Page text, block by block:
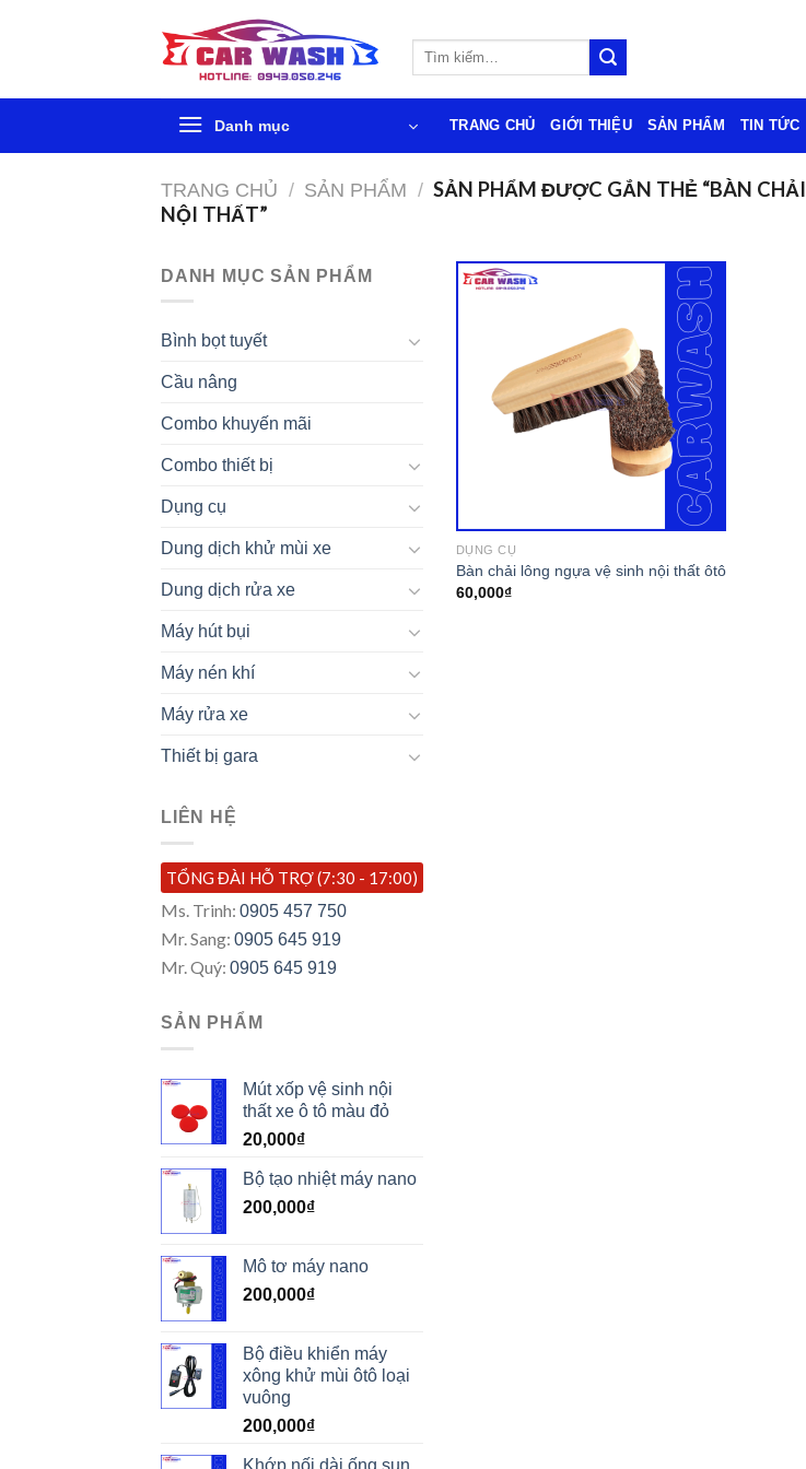
nội
Tìm
Danh mục TRANG CHỦ GIỚI THIỆU SẢN PHẨM TIN TỨC
TRANG CHỦ / SẢN PHẨM / SẢN PHẨM ĐƯỢC GẮN THẺ “BÀN CHẢI
NỘI THẤT”
DANH MỤC SẢN PHẨM
Bình bọt tuyết
Cầu nâng
Combo khuyến mãi
Combo thiết bị
Dụng cụ
Dung dịch khử mùi xe
Dung dịch rửa xe
Máy hút bụi
Máy nén khí
Máy rửa xe
Thiết bị gara
LIÊN HỆ
TỔNG ĐÀI HỖ TRỢ (7:30 - 17:00)
Ms. Trinh: 0905 457 750
Mr. Sang: 0905 645 919
Mr. Quý: 0905 645 919
SẢN PHẨM
Mút xốp vệ sinh nội
thất xe ô tô màu đỏ
20,000₫
Bộ tạo nhiệt máy nano
200,000₫
Mô tơ máy nano
200,000₫
Bộ điều khiển máy
xông khử mùi ôtô loại
vuông
200,000₫
Khớp nối dài ống sun
DỤNG CỤ
Bàn chải lông ngựa vệ sinh nội thất ôtô
60,000₫